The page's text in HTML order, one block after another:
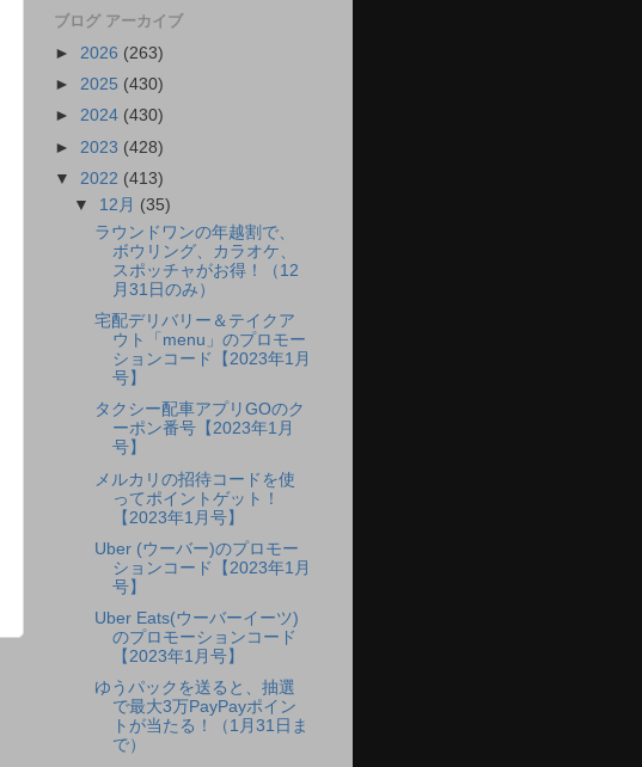
ブログ アーカイブ
► 2026 (263)
► 2025 (430)
► 2024 (430)
► 2023 (428)
▼ 2022 (413)
▼ 12月 (35)
ラウンドワンの年越割で、
ボウリング、カラオケ、
スポッチャがお得！（12
月31日のみ）
宅配デリバリー＆テイクア
ウト「menu」のプロモー
ションコード【2023年1月
号】
タクシー配車アプリGOのク
ーポン番号【2023年1月
号】
メルカリの招待コードを使
ってポイントゲット！
【2023年1月号】
Uber (ウーバー)のプロモー
ションコード【2023年1月
号】
Uber Eats(ウーバーイーツ)
のプロモーションコード
【2023年1月号】
ゆうパックを送ると、抽選
で最大3万PayPayポイン
トが当たる！（1月31日ま
で）